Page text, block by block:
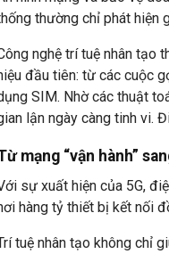
thường chỉ phát hiện
nghệ trí tuệ nhân tạo
đầu tiên: từ các cuộc
SIM. Nhờ các thuật
lận ngày càng tinh vi.
mạng “vận hành”
sự xuất hiện của 5G,
hàng tỷ thiết bị kết nối
tuệ nhân tạo không chỉ